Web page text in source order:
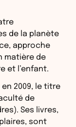
de la planète
approche
matière de
et l’enfant.
en 2009, le titre
de
Ses livres,
sont